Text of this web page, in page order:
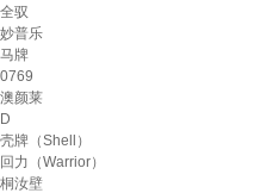
全驭
妙普乐
马牌
0769
澳颜莱
D
壳牌（Shell）
回力（Warrior）
桐汝壁